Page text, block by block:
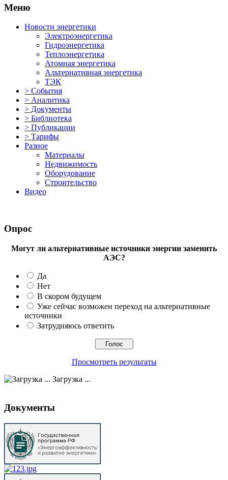
Меню
Новости энергетики
Электроэнергетика
Гидроэнергетика
Теплоэнергетика
Атомная энергетика
Альтернативная энергетика
ТЭК
> События
> Аналитика
> Документы
> Библиотека
> Публикации
> Тарифы
Разное
Материалы
Недвижимость
Оборудование
Строительство
Видео
Опрос
Могут ли альтернативные источники энергии заменить
АЭС?
Да
Нет
В скором будущем
Уже сейчас возможен переход на альтернативные
источники
Затрудняюсь ответить
Просмотреть результаты
Загрузка ...
Документы